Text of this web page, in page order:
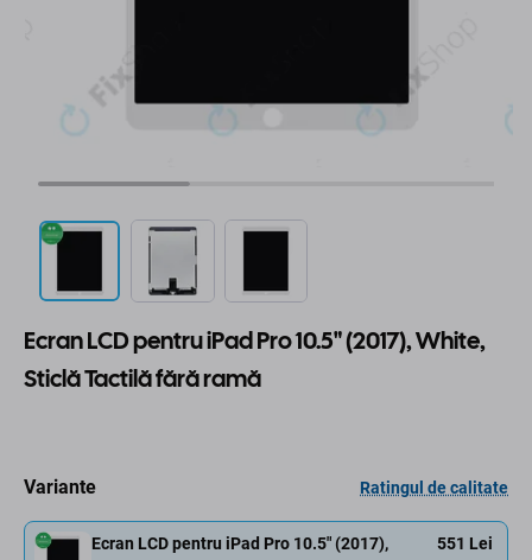
Ecran LCD pentru iPad Pro 10.5" (2017), White,
Sticlă Tactilă fără ramă
Variante Ratingul de calitate
Ecran LCD pentru iPad Pro 10.5" (2017),
551 Lei